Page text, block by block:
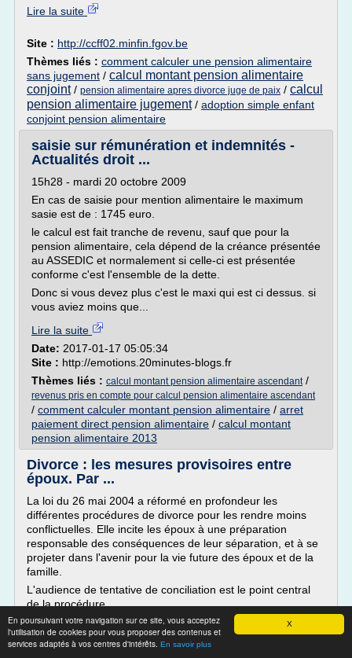
X
En poursuivant votre navigation sur ce site, vous acceptez
l'utilisation de cookies pour vous proposer des contenus et
services adaptés à vos centres d'intérêts. En savoir plus
Lire la suite
Site : http://ccff02.minfin.fgov.be
Thèmes liés : comment calculer une pension alimentaire
sans jugement / calcul montant pension alimentaire
conjoint/ pension alimentaire apres divorce juge de paix / calcul
pension alimentaire jugement/ adoption simple enfant
conjoint pension alimentaire
saisie sur rémunération et indemnités -
Actualités droit ...
15h28 - mardi 20 octobre 2009
En cas de saisie pour mention alimentaire le maximum
sasie est de : 1745 euro.
le calcul est fait tranche de revenu, sauf que pour la
pension alimentaire, cela dépend de la créance présentée
au ASSEDIC et normalement si celle-ci est présentée
conforme c'est l'ensemble de la dette.
Donc si vous devez plus c'est le maxi qui est ci dessus. si
vous aviez moins que...
Lire la suite
Date: 2017-01-17 05:05:34
Site : http://emotions.20minutes-blogs.fr
Thèmes liés : calcul montant pension alimentaire ascendant/
revenus pris en compte pour calcul pension alimentaire ascendant
/ comment calculer montant pension alimentaire / arret
paiement direct pension alimentaire / calcul montant
pension alimentaire 2013
Divorce : les mesures provisoires entre
époux. Par ...
La loi du 26 mai 2004 a réformé en profondeur les
différentes procédures de divorce pour les rendre moins
conflictuelles. Elle incite les époux à une préparation
responsable des conséquences de leur séparation, et à se
projeter dans l'avenir pour la vie future des époux et de la
famille.
L'audience de tentative de conciliation est le point central
de la procédure.
Dernière mise à...
Lire la suite